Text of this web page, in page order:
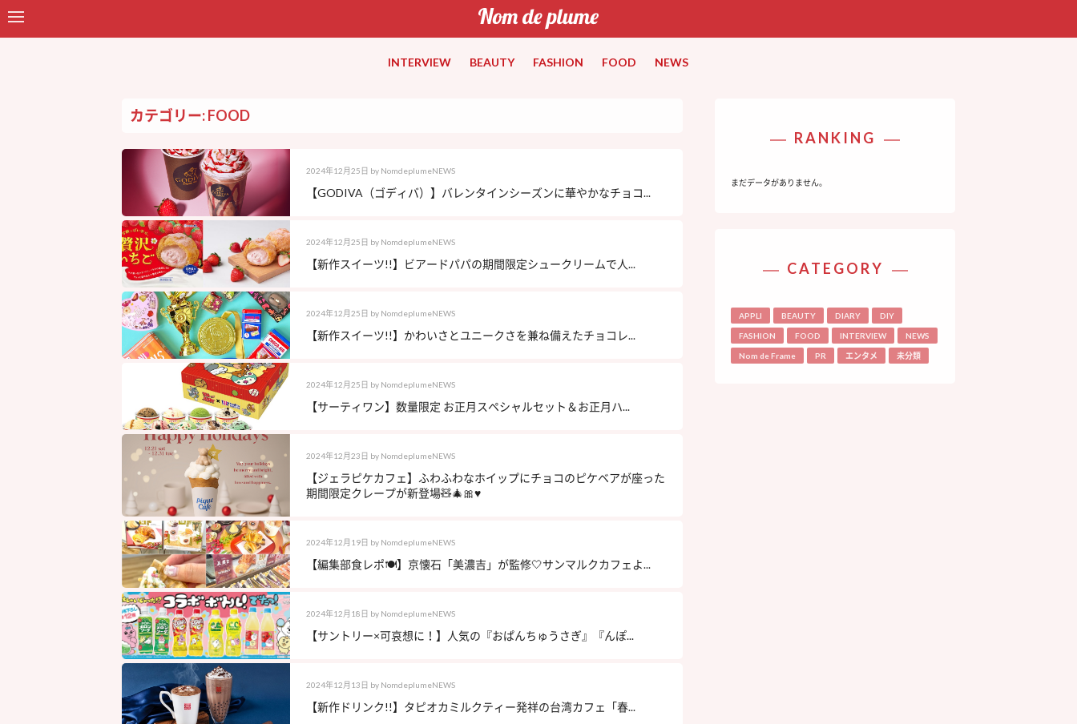
INTERVIEW BEAUTY FASHION FOOD NEWS
カテゴリー: FOOD
2024年12月25日 by NomdeplumeNEWS
【GODIVA（ゴディバ）】バレンタインシーズンに華やかなチョコ...
2024年12月25日 by NomdeplumeNEWS
【新作スイーツ!!】ビアードパパの期間限定シュークリームで人...
2024年12月25日 by NomdeplumeNEWS
【新作スイーツ!!】かわいさとユニークさを兼ね備えたチョコレ...
2024年12月25日 by NomdeplumeNEWS
【サーティワン】数量限定 お正月スペシャルセット＆お正月ハ...
2024年12月23日 by NomdeplumeNEWS
【ジェラピケカフェ】ふわふわなホイップにチョコのピケベアが座った
期間限定クレープが新登場🧸🎄🎀♥️
2024年12月19日 by NomdeplumeNEWS
【編集部食レポ🍽】京懐石「美濃吉」が監修🤍サンマルクカフェよ...
2024年12月18日 by NomdeplumeNEWS
【サントリー×可哀想に！】人気の『おぱんちゅうさぎ』『んぽ...
2024年12月13日 by NomdeplumeNEWS
【新作ドリンク!!】タピオカミルクティー発祥の台湾カフェ「春...
RANKING
まだデータがありません。
CATEGORY
APPLI BEAUTY DIARY DIY
FASHION FOOD INTERVIEW NEWS
Nom de Frame PR エンタメ 未分類